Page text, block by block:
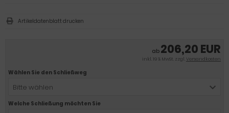
ab 206,20 EUR
inkl. 19 % MwSt. zzgl.Versandkosten
Wählen Sie den Schließweg
Bitte wählen
Welche Schließung möchten Sie
Artikeldatenblatt drucken